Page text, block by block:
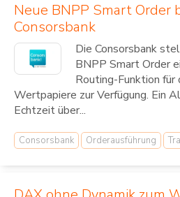
Neue BNPP Smart Order
Consorsbank
Die Consorsbank
BNPP Smart Order
Routing-Funktion für
Wertpapiere zur Verfügung. Ein
Echtzeit über...
Consorsbank Orderausführung